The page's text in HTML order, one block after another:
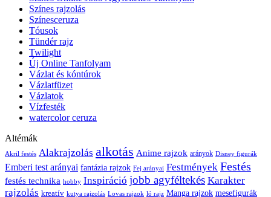
Színes rajzolás
Színesceruza
Tóusok
Tündér rajz
Twilight
Új Online Tanfolyam
Vázlat és kóntúrok
Vázlatfüzet
Vázlatok
Vízfesték
watercolor ceruza
Altémák
Akril festés Alakrajzolás alkotás Anime rajzok arányok Disney figurák
Emberi test arányai fantázia rajzok Fej arányai Festmények Festés
festés technika hobby Inspiráció jobb agyféltekés Karakter
rajzolás kreatív kutya rajzolás Lovas rajzok ló rajz Manga rajzok mesefigurák